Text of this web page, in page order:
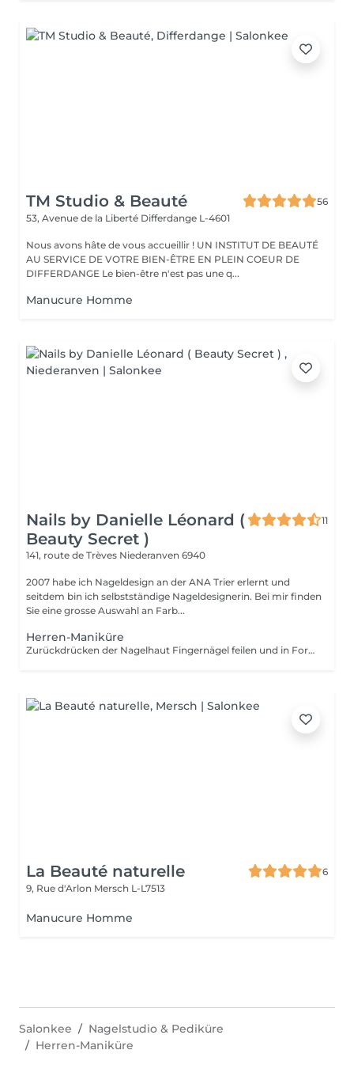
TM Studio & Beauté
56
53, Avenue de la Liberté Differdange L-4601
Nous avons hâte de vous accueillir ! UN INSTITUT DE BEAUTÉ
AU SERVICE DE VOTRE BIEN-ÊTRE EN PLEIN COEUR DE
DIFFERDANGE Le bien-être n'est pas une q...
Manucure Homme
Nails by Danielle Léonard (
Beauty Secret )
11
141, route de Trèves Niederanven 6940
2007 habe ich Nageldesign an der ANA Trier erlernt und
seitdem bin ich selbstständige Nageldesignerin. Bei mir finden
Sie eine grosse Auswahl an Farb...
Herren-Maniküre
Zurückdrücken der Nagelhaut Fingernägel feilen und in Form bringen .
La Beauté naturelle
6
9, Rue d'Arlon Mersch L-L7513
Manucure Homme
Salonkee
Nagelstudio & Pediküre
Herren-Maniküre